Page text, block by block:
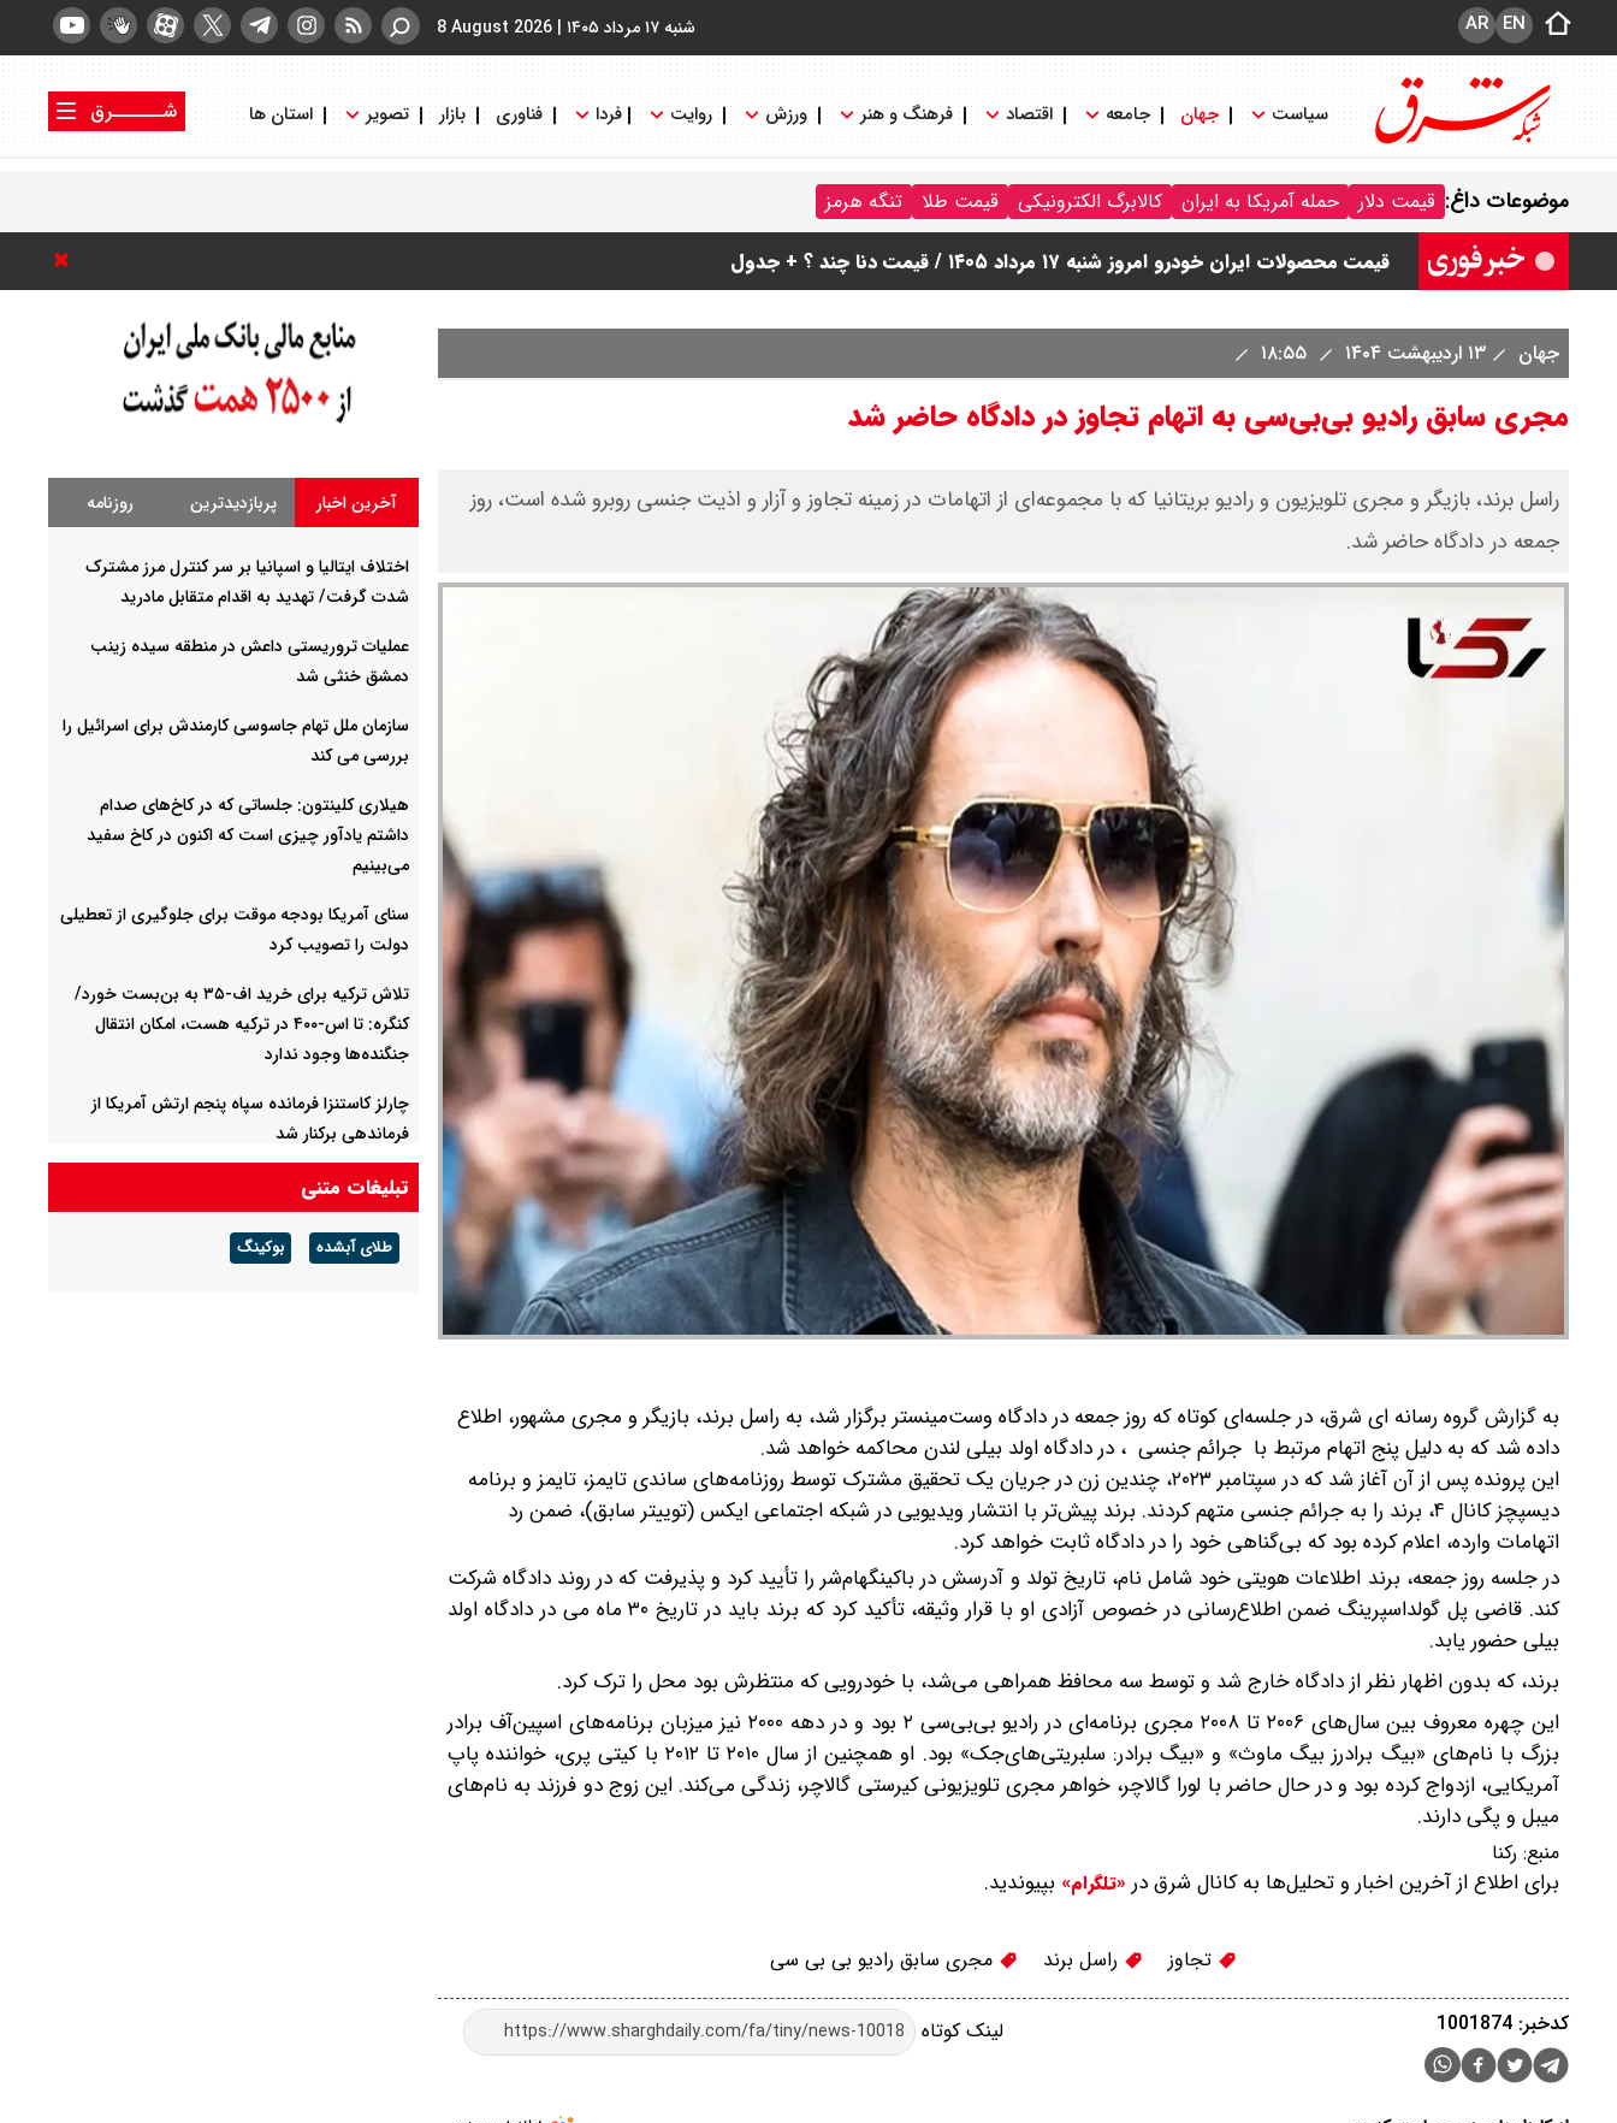
شنبه ۱۷ مرداد ۱۴۰۵ |
8 August 2026 EN
AR
سیاست جهان جامعه اقتصاد فرهنگ و هنر ورزش روایت فردا فناوری بازار تصویر استان ها
شــــــرق
موضوعات داغ: قیمت دلار حمله آمریکا به ایران کالابرگ الکترونیکی قیمت طلا تنگه هرمز
قیمت خودرو امروز شنبه ۱۷ مرداد ۱۴۰۵/ کاهش ۱۰۵ میلیون تومانی قیمت کوییک
قیمت محصولات سایپا امروز شنبه ۱۷ مرداد ۱۴۰۵ / قیمت اطلس چند؟ + جدول
قیمت محصولات ایران خودرو امروز شنبه ۱۷ مرداد ۱۴۰۵ / قیمت دنا چند ؟ + جدول
شاخص بورس امروز شنبه ۱۷ مرداد ۱۴۰۵ / شاخص افزایشی شد + تحلیل
جهان ۱۳ اردیبهشت ۱۴۰۴
مجری سابق رادیو بی‌بی‌سی به اتهام تجاوز در دادگاه حاضر شد
راسل برند، بازیگر و مجری تلویزیون و رادیو بریتانیا که با مجموعه‌ای از اتهامات در زمینه تجاوز و آزار و اذیت جنسی روبرو شده است، روز
جمعه در دادگاه حاضر شد.
به گزارش گروه رسانه ای شرق، در جلسه‌ای کوتاه که روز جمعه در دادگاه وست‌مینستر برگزار شد، به راسل برند، بازیگر و مجری مشهور، اطلاع
داده شد که به دلیل پنج اتهام مرتبط با جرائم جنسی ، در دادگاه اولد بیلی لندن محاکمه خواهد شد.
این پرونده پس از آن آغاز شد که در سپتامبر ۲۰۲۳، چندین زن در جریان یک تحقیق مشترک توسط روزنامه‌های ساندی تایمز، تایمز و برنامه
دیسپچز کانال ۴، برند را به جرائم جنسی متهم کردند.
برند پیش‌تر با انتشار ویدیویی در شبکه اجتماعی ایکس (توییتر سابق)، ضمن رد
اتهامات وارده، اعلام کرده بود که بی‌گناهی خود را در دادگاه ثابت خواهد کرد.
در جلسه روز جمعه، برند اطلاعات هویتی خود شامل نام، تاریخ تولد و آدرسش در باکینگهام‌شر را تأیید کرد و پذیرفت که در روند دادگاه شرکت
کند. قاضی پل گولداسپرینگ ضمن اطلاع‌رسانی در خصوص آزادی او با قرار وثیقه، تأکید کرد که برند باید در تاریخ ۳۰ ماه می در دادگاه اولد
بیلی حضور یابد.
برند، که بدون اظهار نظر از دادگاه خارج شد و توسط سه محافظ همراهی می‌شد، با خودرویی که منتظرش بود محل را ترک کرد.
این چهره معروف بین سال‌های ۲۰۰۶ تا ۲۰۰۸ مجری برنامه‌ای در رادیو بی‌بی‌سی ۲ بود و در دهه ۲۰۰۰ نیز میزبان برنامه‌های اسپین‌آف برادر
بزرگ با نام‌های «بیگ برادرز بیگ ماوث» و «بیگ برادر: سلبریتی‌های‌جک» بود. او همچنین از سال ۲۰۱۰ تا ۲۰۱۲ با کیتی پری، خواننده پاپ
آمریکایی، ازدواج کرده بود و در حال حاضر با لورا گالاچر، خواهر مجری تلویزیونی کیرستی گالاچر، زندگی می‌کند. این زوج دو فرزند به نام‌های
میبل و پگی دارند.
منبع: رکنا
برای اطلاع از آخرین اخبار و تحلیل‌ها به کانال شرق در «تلگرام» بپیوندید.
تجاوز راسل برند مجری سابق رادیو بی بی سی
لینک کوتاه کدخبر: 1001874
آخرین اخبار پربازدیدترین روزنامه
اختلاف ایتالیا و اسپانیا بر سر کنترل‌ مرز مشترک
شدت گرفت/ تهدید به اقدام متقابل مادرید
عملیات تروریستی داعش در منطقه سیده زینب
دمشق خنثی شد
سازمان ملل تهام جاسوسی کارمندش برای اسرائیل را
بررسی می کند
هیلاری کلینتون: جلساتی که در کاخ‌های صدام
داشتم یادآور چیزی است که اکنون در کاخ سفید
می‌بینیم
سنای آمریکا بودجه موقت برای جلوگیری از تعطیلی
دولت را تصویب کرد
تلاش ترکیه برای خرید اف-۳۵ به بن‌بست خورد/
کنگره: تا اس-۴۰۰ در ترکیه هست، امکان انتقال
جنگنده‌ها وجود ندارد
چارلز کاستنزا فرمانده سپاه پنجم ارتش آمریکا از
فرماندهی برکنار شد
مسرور بارزانی: با اسرائیل رابطه‌ای نداریم/ هیچ
نیروی آمریکایی در پایگاه حریر حضور ندارد
تبلیغات متنی
طلای آبشده بوکینگ